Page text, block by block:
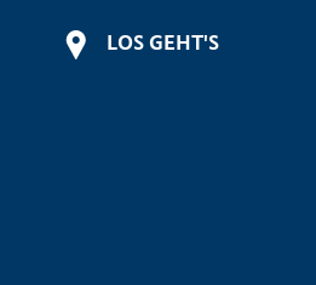
LOS GEHT'S